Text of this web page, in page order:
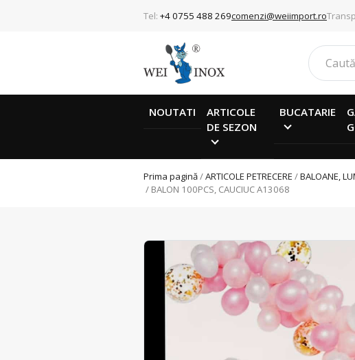
Tel: +4 0755 488 269comenzi@weiimport.ro
NOUTATI
ARTICOLE
DE SEZON
BUCATARIE
Prima pagină/ARTICOLE PETRECERE /BALOANE,
/ BALON 100PCS, CAUCIUC A13068